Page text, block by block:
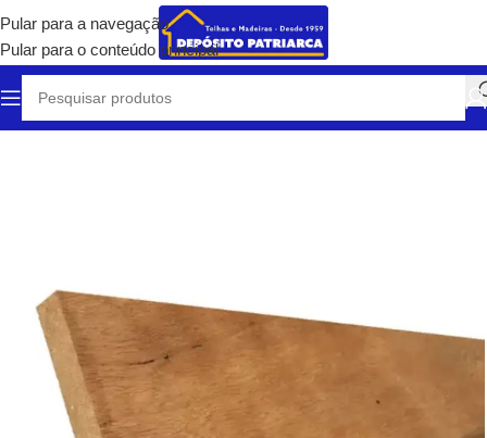
Pular para a navegação
Pular para o conteúdo principal
Início Madeiras Certificadas/Pranchas, Tábuas e Vigas